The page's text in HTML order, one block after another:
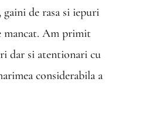
gaini de rasa si iepuri
mancat. Am primit
dar si atentionari cu
considerabila a